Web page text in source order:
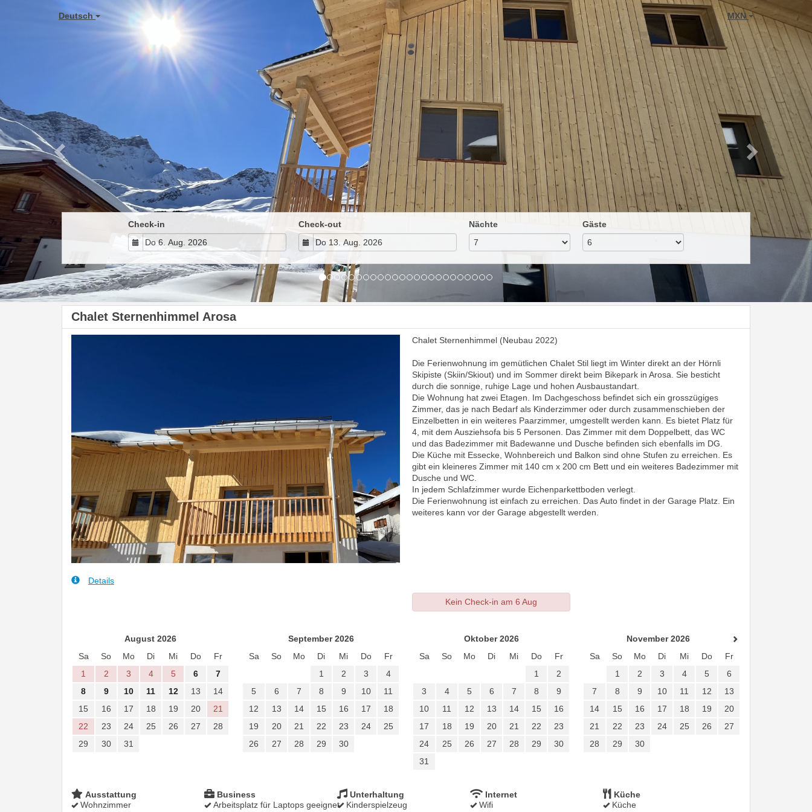
Deutsch MXN
Next
Check-in Check-out Nächte Gäste
Chalet Sternenhimmel Arosa
Chalet Sternenhimmel (Neubau 2022)
Die Ferienwohnung im gemütlichen Chalet Stil liegt im Winter direkt an der Hörnli
Skipiste (Skiin/Skiout) und im Sommer direkt beim Bikepark in Arosa. Sie besticht
durch die sonnige, ruhige Lage und hohen Ausbaustandart.
Die Wohnung hat zwei Etagen. Im Dachgeschoss befindet sich ein grosszügiges
Zimmer, das je nach Bedarf als Kinderzimmer oder durch zusammenschieben der
Einzelbetten in ein weiteres Paarzimmer, umgestellt werden kann. Es bietet Platz für
4, mit dem Ausziehsofa bis 5 Personen. Das Zimmer mit dem Doppelbett, das WC
und das Badezimmer mit Badewanne und Dusche befinden sich ebenfalls im DG.
Die Küche mit Essecke, Wohnbereich und Balkon sind ohne Stufen zu erreichen. Es
gibt ein kleineres Zimmer mit 140 cm x 200 cm Bett und ein weiteres Badezimmer mit
Dusche und WC.
In jedem Schlafzimmer wurde Eichenparkettboden verlegt.
Die Ferienwohnung ist einfach zu erreichen. Das Auto findet in der Garage Platz. Ein
weiteres kann vor der Garage abgestellt werden.
Details
Kein Check-in am 6 Aug
August 2026
Sa
So Mo Di Mi Do
Fr
1
2 3 4 5 6
7
8
9 10 11 12 13
14
15
16 17 18 19 20
21
22
23 24 25 26 27
28
29
30 31
September 2026
Sa
So Mo Di Mi Do
Fr
1
2 3
4
5
6 7 8 9 10
11
12
13 14 15 16 17
18
19
20 21 22 23 24
25
26
27 28 29 30
Oktober 2026
Sa
So Mo Di Mi Do
Fr
1
2
3
4 5 6 7 8
9
10
11 12 13 14 15
16
17
18 19 20 21 22
23
24
25 26 27 28 29
30
31
November 2026
Sa
So Mo Di Mi Do
Fr
1
2 3 4 5
6
7
8 9 10 11 12
13
14
15 16 17 18 19
20
21
22 23 24 25 26
27
28
29 30
Ausstattung
Wohnzimmer
Business
Arbeitsplatz für Laptops geeignet
Unterhaltung
Kinderspielzeug
Internet
Wifi
Küche
Küche